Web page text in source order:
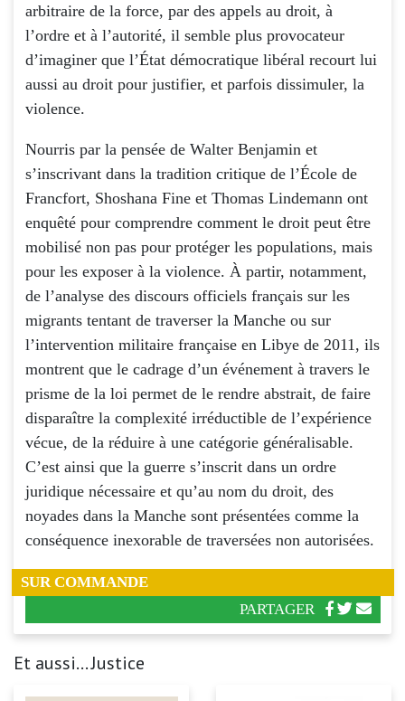
arbitraire de la force, par des appels au droit, à
l’ordre et à l’autorité, il semble plus provocateur
d’imaginer que l’État démocratique libéral recourt lui
aussi au droit pour justifier, et parfois dissimuler, la
violence.
Nourris par la pensée de Walter Benjamin et
s’inscrivant dans la tradition critique de l’École de
Francfort, Shoshana Fine et Thomas Lindemann ont
enquêté pour comprendre comment le droit peut être
mobilisé non pas pour protéger les populations, mais
pour les exposer à la violence. À partir, notamment,
de l’analyse des discours officiels français sur les
migrants tentant de traverser la Manche ou sur
l’intervention militaire française en Libye de 2011, ils
montrent que le cadrage d’un événement à travers le
prisme de la loi permet de le rendre abstrait, de faire
disparaître la complexité irréductible de l’expérience
vécue, de la réduire à une catégorie généralisable.
C’est ainsi que la guerre s’inscrit dans un ordre
juridique nécessaire et qu’au nom du droit, des
noyades dans la Manche sont présentées comme la
conséquence inexorable de traversées non autorisées.
SUR COMMANDE
PARTAGER
Et aussi... Justice